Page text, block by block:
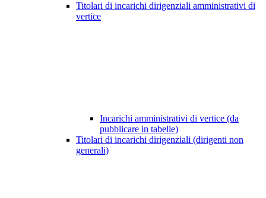
Titolari di incarichi dirigenziali amministrativi di
vertice
Incarichi amministrativi di vertice (da
pubblicare in tabelle)
Titolari di incarichi dirigenziali (dirigenti non
generali)